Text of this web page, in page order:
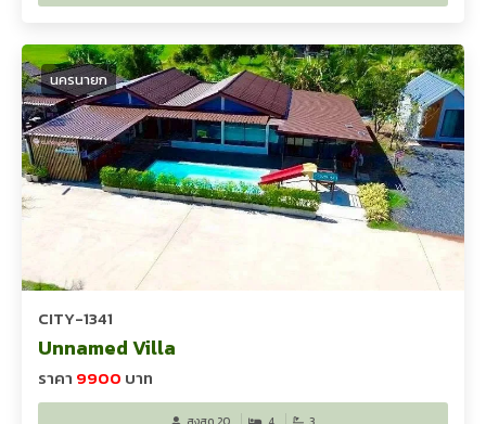
นครนายก
CITY-1341
Unnamed Villa
ราคา 9900 บาท